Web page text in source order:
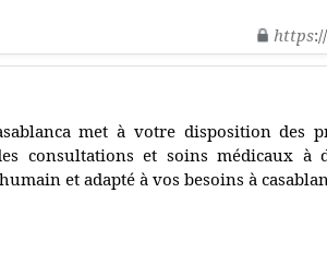
https
met à votre disposition des
consultations et soins médicaux à
et adapté à vos besoins à